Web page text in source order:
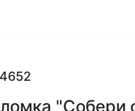
4652
"Собери